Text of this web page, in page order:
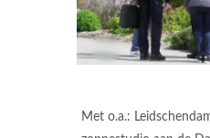
Met o.a.: